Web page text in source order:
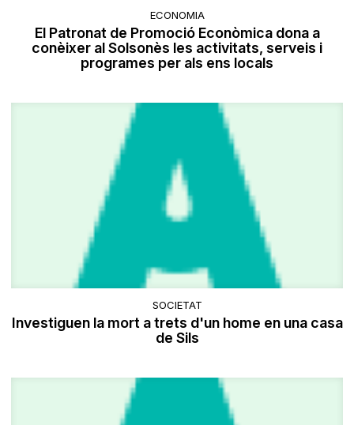
ECONOMIA
El Patronat de Promoció Econòmica dona a
conèixer al Solsonès les activitats, serveis i
programes per als ens locals
SOCIETAT
Investiguen la mort a trets d'un home en una casa
de Sils